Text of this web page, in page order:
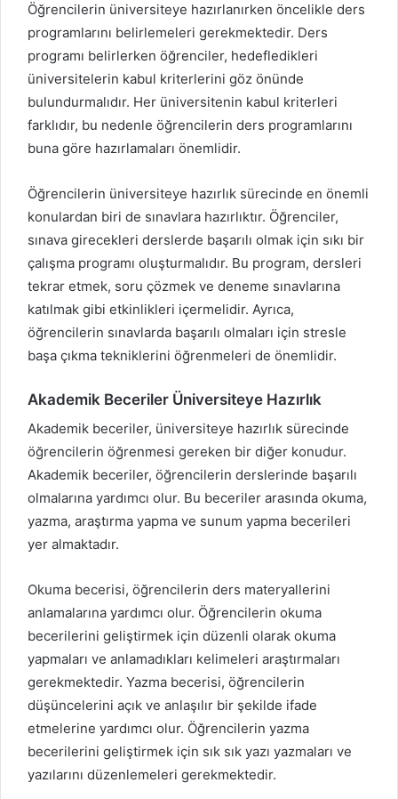
Öğrencilerin üniversiteye hazırlanırken öncelikle ders
programlarını belirlemeleri gerekmektedir. Ders
programı belirlerken öğrenciler, hedefledikleri
üniversitelerin kabul kriterlerini göz önünde
bulundurmalıdır. Her üniversitenin kabul kriterleri
farklıdır, bu nedenle öğrencilerin ders programlarını
buna göre hazırlamaları önemlidir.
Öğrencilerin üniversiteye hazırlık sürecinde en önemli
konulardan biri de sınavlara hazırlıktır. Öğrenciler,
sınava girecekleri derslerde başarılı olmak için sıkı bir
çalışma programı oluşturmalıdır. Bu program, dersleri
tekrar etmek, soru çözmek ve deneme sınavlarına
katılmak gibi etkinlikleri içermelidir. Ayrıca,
öğrencilerin sınavlarda başarılı olmaları için stresle
başa çıkma tekniklerini öğrenmeleri de önemlidir.
Akademik Beceriler Üniversiteye Hazırlık
Akademik beceriler, üniversiteye hazırlık sürecinde
öğrencilerin öğrenmesi gereken bir diğer konudur.
Akademik beceriler, öğrencilerin derslerinde başarılı
olmalarına yardımcı olur. Bu beceriler arasında okuma,
yazma, araştırma yapma ve sunum yapma becerileri
yer almaktadır.
Okuma becerisi, öğrencilerin ders materyallerini
anlamalarına yardımcı olur. Öğrencilerin okuma
becerilerini geliştirmek için düzenli olarak okuma
yapmaları ve anlamadıkları kelimeleri araştırmaları
gerekmektedir. Yazma becerisi, öğrencilerin
düşüncelerini açık ve anlaşılır bir şekilde ifade
etmelerine yardımcı olur. Öğrencilerin yazma
becerilerini geliştirmek için sık sık yazı yazmaları ve
yazılarını düzenlemeleri gerekmektedir.